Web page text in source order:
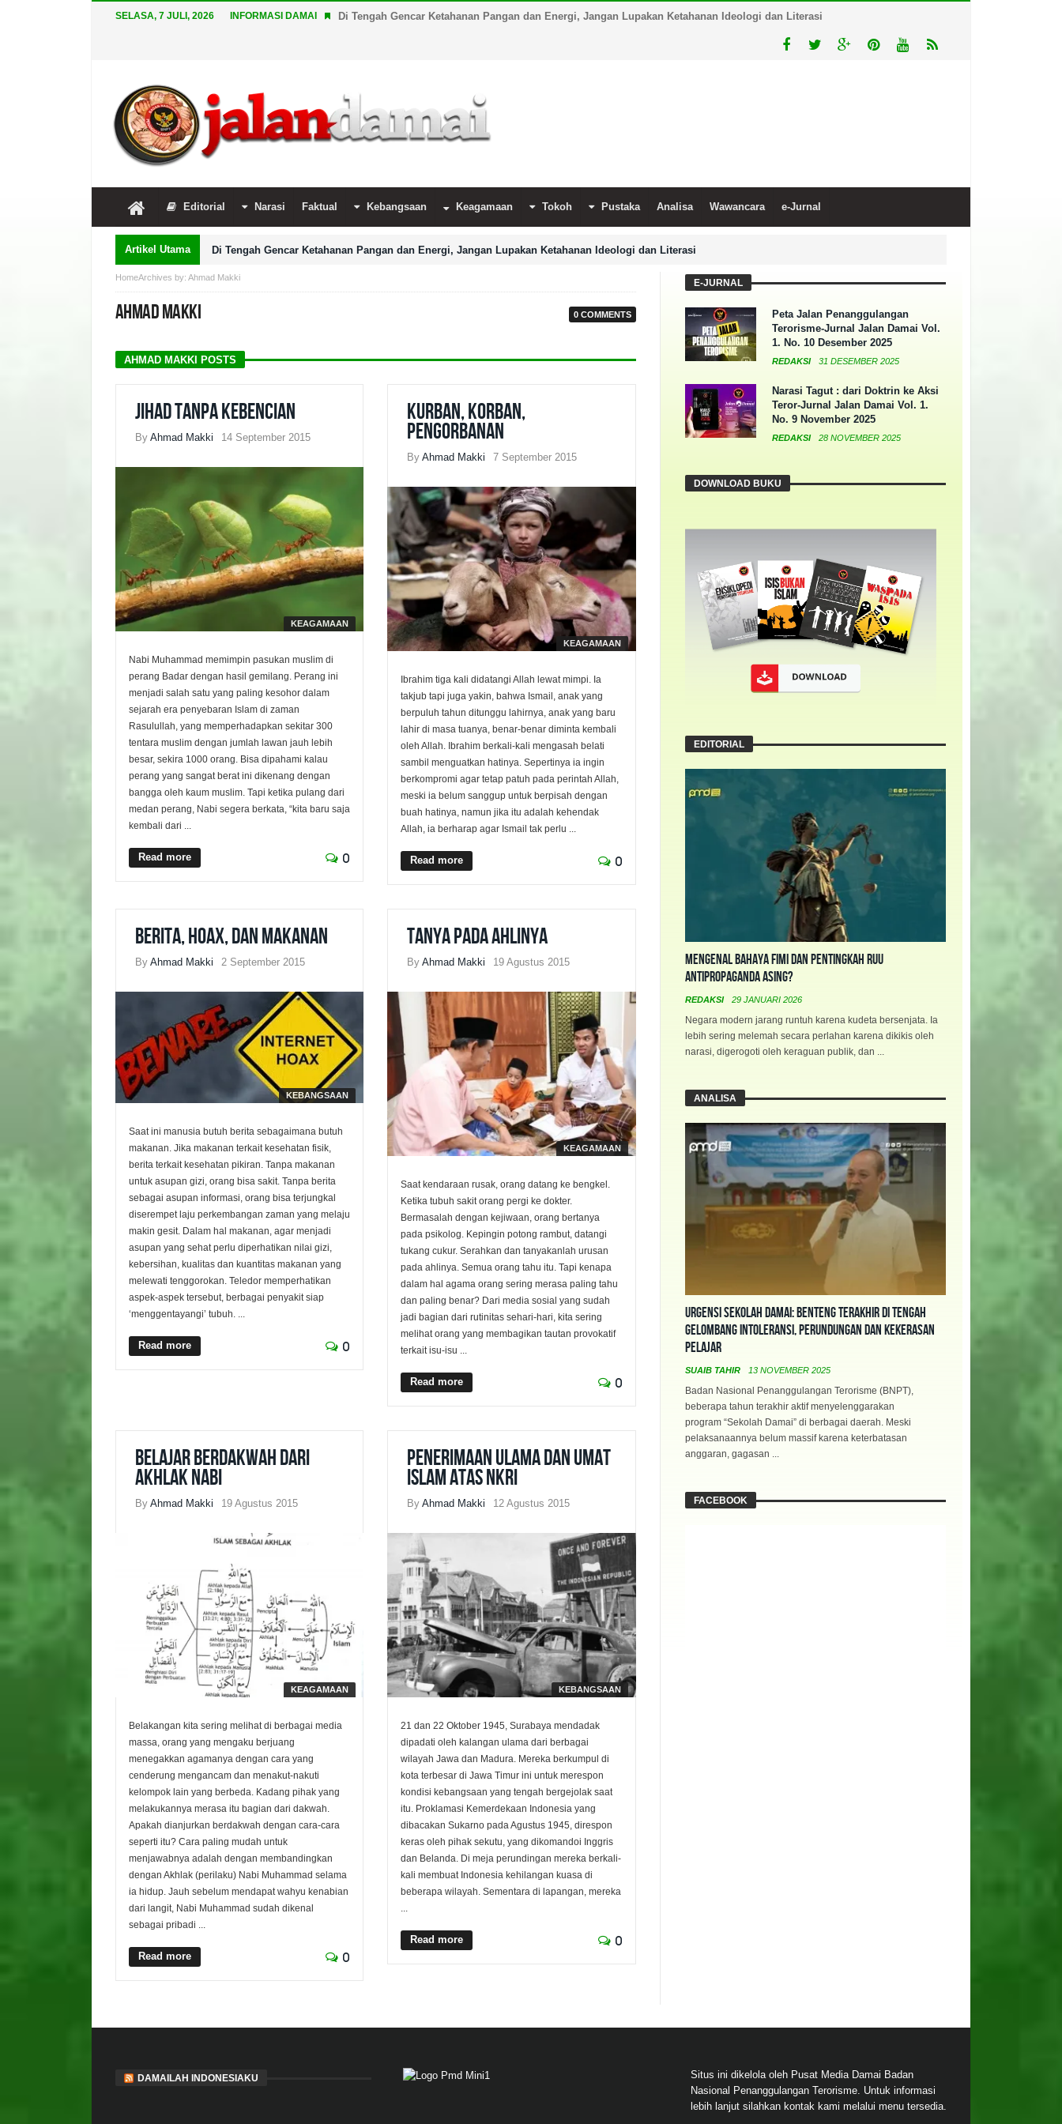
SELASA, 7 JULI, 2026 INFORMASI DAMAI Di Tengah Gencar Ketahanan Pangan dan Energi, Jangan Lupakan Ketahanan Ideologi dan Literasi
Editorial Narasi Faktual Kebangsaan Keagamaan Tokoh Pustaka Analisa Wawancara e-Jurnal
Artikel Utama Di Tengah Gencar Ketahanan Pangan dan Energi, Jangan Lupakan Ketahanan Ideologi dan Literasi
HomeArchives by: Ahmad Makki
Ahmad Makki 0 COMMENTS
AHMAD MAKKI POSTS
Jihad Tanpa Kebencian
By Ahmad Makki 14 September 2015
KEAGAMAAN
Nabi Muhammad memimpin pasukan muslim di
perang Badar dengan hasil gemilang. Perang ini
menjadi salah satu yang paling kesohor dalam
sejarah era penyebaran Islam di zaman
Rasulullah, yang memperhadapkan sekitar 300
tentara muslim dengan jumlah lawan jauh lebih
besar, sekira 1000 orang. Bisa dipahami kalau
perang yang sangat berat ini dikenang dengan
bangga oleh kaum muslim. Tapi ketika pulang dari
medan perang, Nabi segera berkata, “kita baru saja
kembali dari ...
Read more 0
Kurban, Korban,
Pengorbanan
ByAhmad Makki 7 September 2015
KEAGAMAAN
Ibrahim tiga kali didatangi Allah lewat mimpi. Ia
takjub tapi juga yakin, bahwa Ismail, anak yang
berpuluh tahun ditunggu lahirnya, anak yang baru
lahir di masa tuanya, benar-benar diminta kembali
oleh Allah. Ibrahim berkali-kali mengasah belati
sambil menguatkan hatinya. Sepertinya ia ingin
berkompromi agar tetap patuh pada perintah Allah,
meski ia belum sanggup untuk berpisah dengan
buah hatinya, namun jika itu adalah kehendak
Allah, ia berharap agar Ismail tak perlu ...
Read more 0
Berita, Hoax, dan Makanan
By Ahmad Makki 2 September 2015
KEBANGSAAN
Saat ini manusia butuh berita sebagaimana butuh
makanan. Jika makanan terkait kesehatan fisik,
berita terkait kesehatan pikiran. Tanpa makanan
untuk asupan gizi, orang bisa sakit. Tanpa berita
sebagai asupan informasi, orang bisa terjungkal
diserempet laju perkembangan zaman yang melaju
makin gesit. Dalam hal makanan, agar menjadi
asupan yang sehat perlu diperhatikan nilai gizi,
kebersihan, kualitas dan kuantitas makanan yang
melewati tenggorokan. Teledor memperhatikan
aspek-aspek tersebut, berbagai penyakit siap
‘menggentayangi’ tubuh. ...
Read more 0
Tanya pada Ahlinya
ByAhmad Makki 19 Agustus 2015
KEAGAMAAN
Saat kendaraan rusak, orang datang ke bengkel.
Ketika tubuh sakit orang pergi ke dokter.
Bermasalah dengan kejiwaan, orang bertanya
pada psikolog. Kepingin potong rambut, datangi
tukang cukur. Serahkan dan tanyakanlah urusan
pada ahlinya. Semua orang tahu itu. Tapi kenapa
dalam hal agama orang sering merasa paling tahu
dan paling benar? Dari media sosial yang sudah
jadi bagian dari rutinitas sehari-hari, kita sering
melihat orang yang membagikan tautan provokatif
terkait isu-isu ...
Read more 0
Belajar Berdakwah dari
Akhlak Nabi
By Ahmad Makki 19 Agustus 2015
KEAGAMAAN
Belakangan kita sering melihat di berbagai media
massa, orang yang mengaku berjuang
menegakkan agamanya dengan cara yang
cenderung mengancam dan menakut-nakuti
kelompok lain yang berbeda. Kadang pihak yang
melakukannya merasa itu bagian dari dakwah.
Apakah dianjurkan berdakwah dengan cara-cara
seperti itu? Cara paling mudah untuk
menjawabnya adalah dengan membandingkan
dengan Akhlak (perilaku) Nabi Muhammad selama
ia hidup. Jauh sebelum mendapat wahyu kenabian
dari langit, Nabi Muhammad sudah dikenal
sebagai pribadi ...
Read more 0
Penerimaan Ulama dan Umat
Islam atas NKRI
ByAhmad Makki 12 Agustus 2015
KEBANGSAAN
21 dan 22 Oktober 1945, Surabaya mendadak
dipadati oleh kalangan ulama dari berbagai
wilayah Jawa dan Madura. Mereka berkumpul di
kota terbesar di Jawa Timur ini untuk merespon
kondisi kebangsaan yang tengah bergejolak saat
itu. Proklamasi Kemerdekaan Indonesia yang
dibacakan Sukarno pada Agustus 1945, direspon
keras oleh pihak sekutu, yang dikomandoi Inggris
dan Belanda. Di meja perundingan mereka berkali-
kali membuat Indonesia kehilangan kuasa di
beberapa wilayah. Sementara di lapangan, mereka
...
Read more 0
E-JURNAL
Peta Jalan Penanggulangan
Terorisme-Jurnal Jalan Damai Vol.
1. No. 10 Desember 2025
REDAKSI 31 DESEMBER 2025
Narasi Tagut : dari Doktrin ke Aksi
Teror-Jurnal Jalan Damai Vol. 1.
No. 9 November 2025
REDAKSI 28 NOVEMBER 2025
DOWNLOAD BUKU
EDITORIAL
Mengenal Bahaya FIMI dan Pentingkah RUU
Antipropaganda Asing?
REDAKSI 29 JANUARI 2026
Negara modern jarang runtuh karena kudeta bersenjata. Ia
lebih sering melemah secara perlahan karena dikikis oleh
narasi, digerogoti oleh keraguan publik, dan ...
ANALISA
Urgensi Sekolah Damai: Benteng Terakhir di Tengah
Gelombang Intoleransi, Perundungan dan Kekerasan
Pelajar
SUAIB TAHIR 13 NOVEMBER 2025
Badan Nasional Penanggulangan Terorisme (BNPT),
beberapa tahun terakhir aktif menyelenggarakan
program “Sekolah Damai” di berbagai daerah. Meski
pelaksanaannya belum massif karena keterbatasan
anggaran, gagasan ...
FACEBOOK
DAMAILAH INDONESIAKU
Situs ini dikelola oleh Pusat Media Damai Badan
Nasional Penanggulangan Terorisme. Untuk informasi
lebih lanjut silahkan kontak kami melalui menu tersedia.